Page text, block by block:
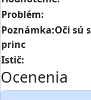
Problém:
Poznámka:Oči sú
princ
Istič:
Ocenenia